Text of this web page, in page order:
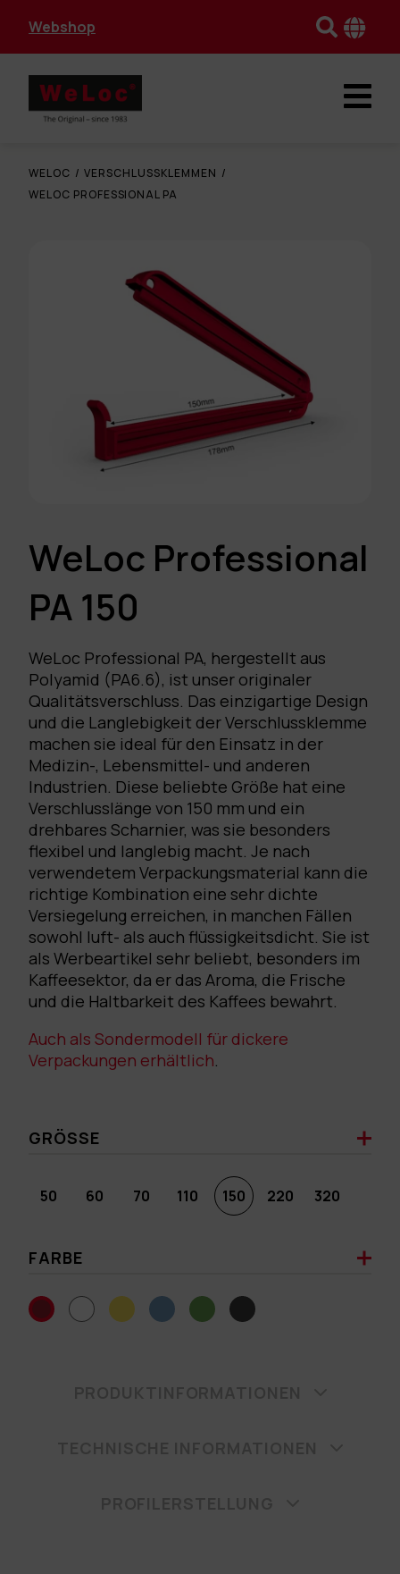
Webshop
WELOC / VERSCHLUSSKLEMMEN /
WELOC PROFESSIONAL PA
WeLoc Professional
PA 150
WeLoc Professional PA, hergestellt aus
Polyamid (PA6.6), ist unser originaler
Qualitätsverschluss. Das einzigartige Design
und die Langlebigkeit der Verschlussklemme
machen sie ideal für den Einsatz in der
Medizin-, Lebensmittel- und anderen
Industrien. Diese beliebte Größe hat eine
Verschlusslänge von 150 mm und ein
drehbares Scharnier, was sie besonders
flexibel und langlebig macht. Je nach
verwendetem Verpackungsmaterial kann die
richtige Kombination eine sehr dichte
Versiegelung erreichen, in manchen Fällen
sowohl luft- als auch flüssigkeitsdicht. Sie ist
als Werbeartikel sehr beliebt, besonders im
Kaffeesektor, da er das Aroma, die Frische
und die Haltbarkeit des Kaffees bewahrt.
Auch als Sondermodell für dickere
Verpackungen erhältlich.
GRÖSSE
50 60 70 110 150 220 320
FARBE